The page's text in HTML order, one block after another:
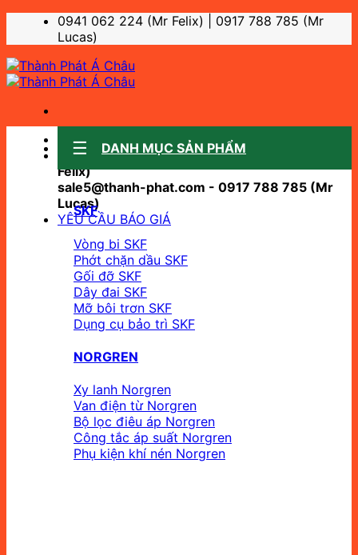
dung
0941 062 224 (Mr Felix) | 0917 788 785 (Mr
Lucas)
Sale support:
sale10@thanh-phat.com - 0941 062 224 (Mr
Felix)
sale5@thanh-phat.com - 0917 788 785 (Mr
Lucas)
YÊU CẦU BÁO GIÁ
DANH MỤC SẢN PHẨM
SKF
Vòng bi SKF
Phớt chặn dầu SKF
Gối đỡ SKF
Dây đai SKF
Mỡ bôi trơn SKF
Dụng cụ bảo trì SKF
NORGREN
Xy lanh Norgren
Van điện từ Norgren
Bộ lọc điêu áp Norgren
Công tắc áp suất Norgren
Phụ kiện khí nén Norgren